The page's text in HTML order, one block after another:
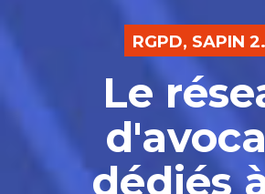
RGPD, SAPIN
Le
dédiés